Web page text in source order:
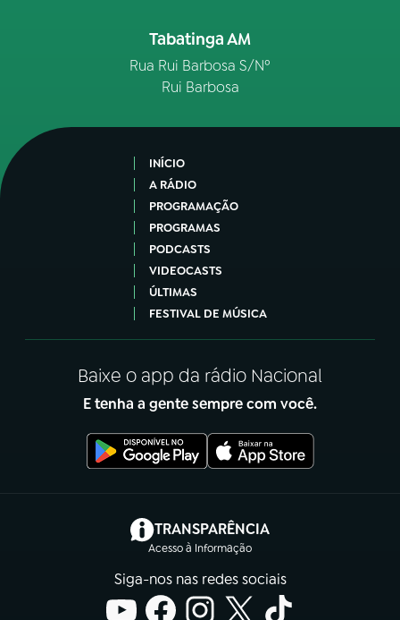
Tabatinga AM
Rua Rui Barbosa S/Nº
Rui Barbosa
INÍCIO
A RÁDIO
PROGRAMAÇÃO
PROGRAMAS
PODCASTS
VIDEOCASTS
ÚLTIMAS
FESTIVAL DE MÚSICA
Baixe o app da rádio Nacional
E tenha a gente sempre com você.
TRANSPARÊNCIA
Acesso à Informação
(abre em nova aba)
Siga-nos nas redes sociais